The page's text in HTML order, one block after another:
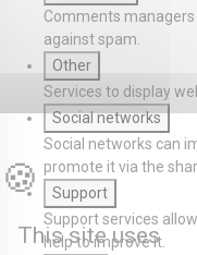
Comments
against spam.
Other
Services to display
Social networks
Social networks can
promote it via the
Support
Support services
help to improve it.
This site uses